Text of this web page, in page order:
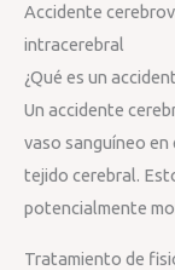
Accidente
intracerebral
¿Qué es un
Un accidente
vaso sanguíneo en
tejido cerebral.
potencialmente
Tratamiento de